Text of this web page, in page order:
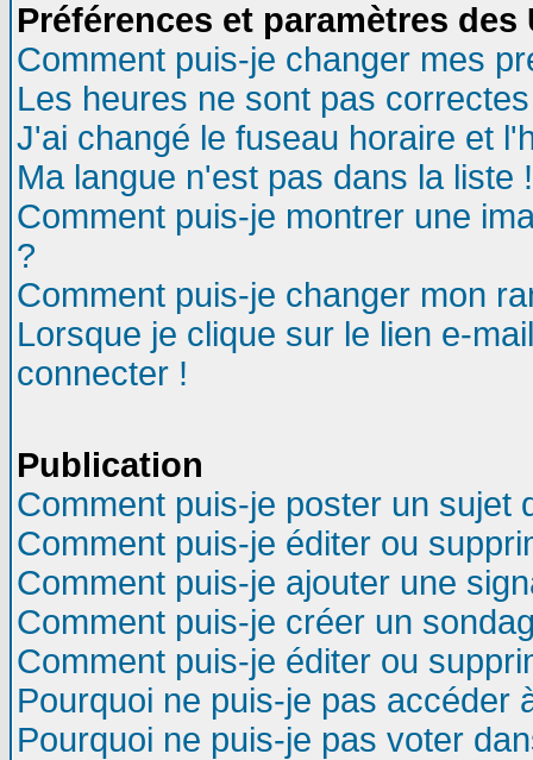
Préférences et paramètres
Comment puis-je changer mes
Les heures ne sont pas
J'ai changé le fuseau horaire et
Ma langue n'est pas dans la liste !
Comment puis-je montrer une
?
Comment puis-je changer mon
Lorsque je clique sur le lien e-
connecter !
Publication
Comment puis-je poster un sujet
Comment puis-je éditer ou
Comment puis-je ajouter une
Comment puis-je créer un
Comment puis-je éditer ou
Pourquoi ne puis-je pas accéder
Pourquoi ne puis-je pas voter